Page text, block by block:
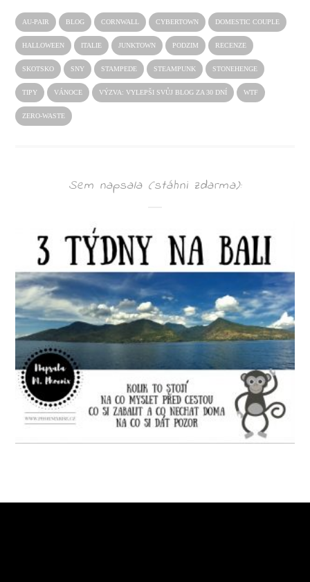
AU-PAIR BLOG CORNWALL CYBERTOWN DOMESTIC COUPLE
HALLOWEEN ITALIE JUNKTOWN PODZIM RECENZE
SKOTSKO SNY STAMPEDE STEAMPUNK STONEHENGE
TIPY VÁNOCE VÝZVA: VYLEPŠI SVŮJ BLOG ZA 30 DNÍ WTF
ZERO-WASTE
Sem napsala (stáhni zdarma):